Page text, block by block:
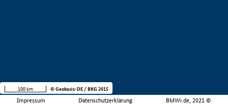
Impressum Datenschutzerklärung BMWi.de, 2021 ©
100 km © Geobasis-DE / BKG 2015